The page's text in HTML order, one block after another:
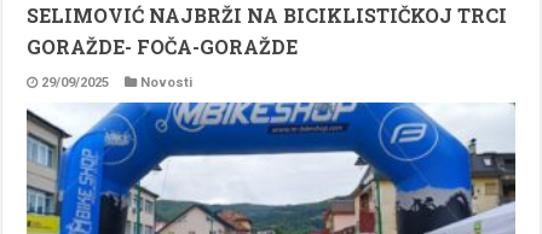
SELIMOVIĆ NAJBRŽI NA BICIKLISTIČKOJ TRCI
GORAŽDE- FOČA-GORAŽDE
29/09/2025 Novosti